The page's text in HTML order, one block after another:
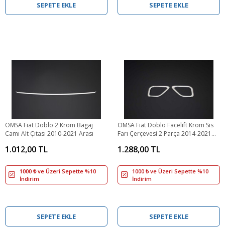
SEPETE EKLE SEPETE EKLE
OMSA Fiat Doblo 2 Krom Bagaj
Camı Alt Çıtası 2010-2021 Arası
1.012,00 TL
1000 ₺ ve Üzeri Sepette %10
İndirim
SEPETE EKLE
OMSA Fiat Doblo Facelift Krom Sis
Farı Çerçevesi 2 Parça 2014-2021
1.288,00 TL
1000 ₺ ve Üzeri Sepette %10
İndirim
SEPETE EKLE